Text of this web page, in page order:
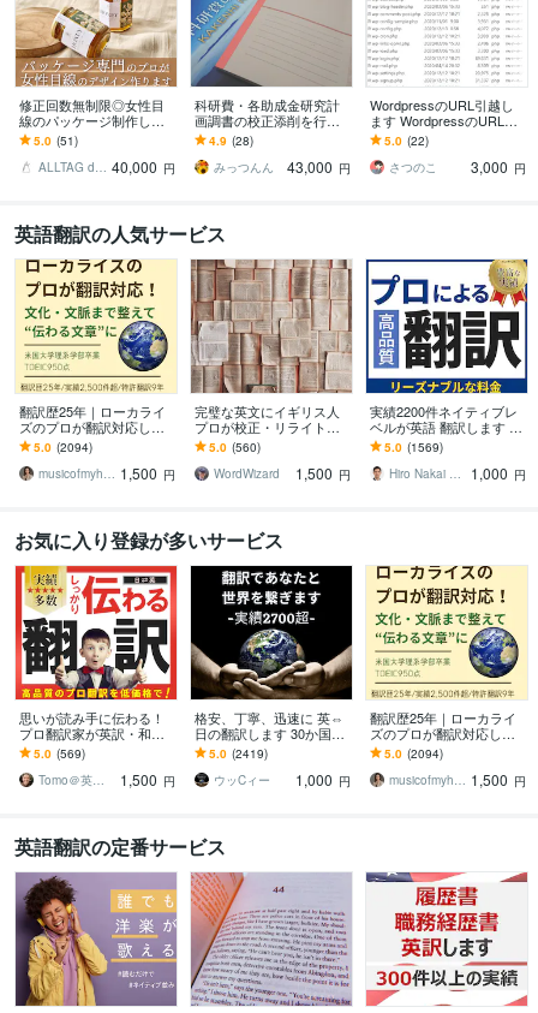
修正回数無制限◎女性目
線のパッケージ制作しま
す イラストレーターとし
ても活動する女性デザイ
ナーが提案します
5.0 (51)
ALLTAG design アルターク 40,000 円
科研費・各助成金研究計
画調書の校正添削を行い
ます 研究計画調書を確認
し、読みやすい調書へ校
正いたします。
4.9 (28)
みっつんん
43,000 円
WordpressのURL引越し
ます WordpressのURLを
別のURLへ引っ越ししま
す。
5.0 (22)
さつのこ
3,000 円
英語翻訳の人気サービス
翻訳歴25年｜ローカライ
ズのプロが翻訳対応しま
す 翻訳を超えたローカラ
イゼーションで自然な表
現に仕上げます
5.0 (2094)
musicofmyheart 1,500 円
完璧な英文にイギリス人
プロが校正・リライトし
ます プロ歴40年！伝わる
だけでなく、読む人を惹
きつける英文に。
5.0 (560)
WordWizard
1,500 円
実績2200件ネイティブレ
ベルが英語 翻訳します 3
円／文字 TOEIC940ビジ
ネス経験ある翻訳プロが
対応
5.0 (1569)
Hiro Nakai 翻訳アップデート
1,000 円
お気に入り登録が多いサービス
思いが読み手に伝わる！
プロ翻訳家が英訳・和訳
します 実績多数！国内外
で実務翻訳歴10年！高品
質・安価・高い信頼性
5.0 (569)
Tomo＠英語翻訳家
1,500 円
格安、丁寧、迅速に 英⇔
日の翻訳します 30か国世
界を飛び回った経験を活
かし、あなたと世界を繋
ぎます
5.0 (2419)
ウッCィー
1,000 円
翻訳歴25年｜ローカライ
ズのプロが翻訳対応しま
す 翻訳を超えたローカラ
イゼーションで自然な表
現に仕上げます
5.0 (2094)
musicofmyheart 1,500 円
英語翻訳の定番サービス